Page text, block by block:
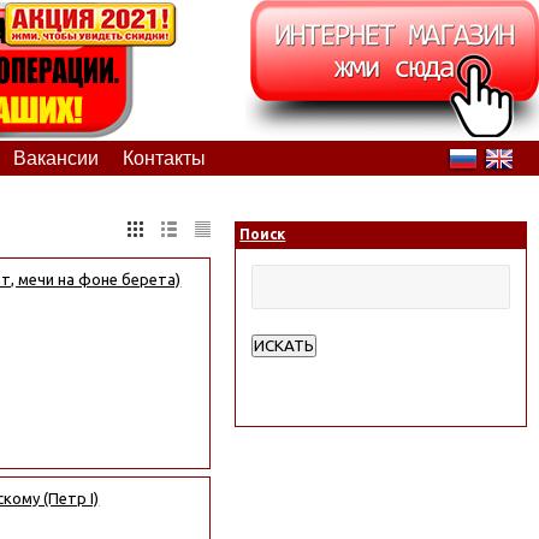
Вакансии Контакты
мечи на фоне берета)
(Петр I)
Поиск
ИСКАТЬ